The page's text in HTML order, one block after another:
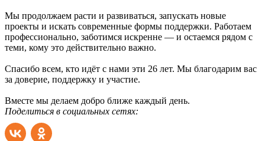
Мы продолжаем расти и развиваться, запускать новые
проекты и искать современные формы поддержки. Работаем
профессионально, заботимся искренне — и остаемся рядом с
теми, кому это действительно важно.
Спасибо всем, кто идёт с нами эти 26 лет. Мы благодарим вас
за доверие, поддержку и участие.
Вместе мы делаем добро ближе каждый день.
Поделиться в социальных сетях: